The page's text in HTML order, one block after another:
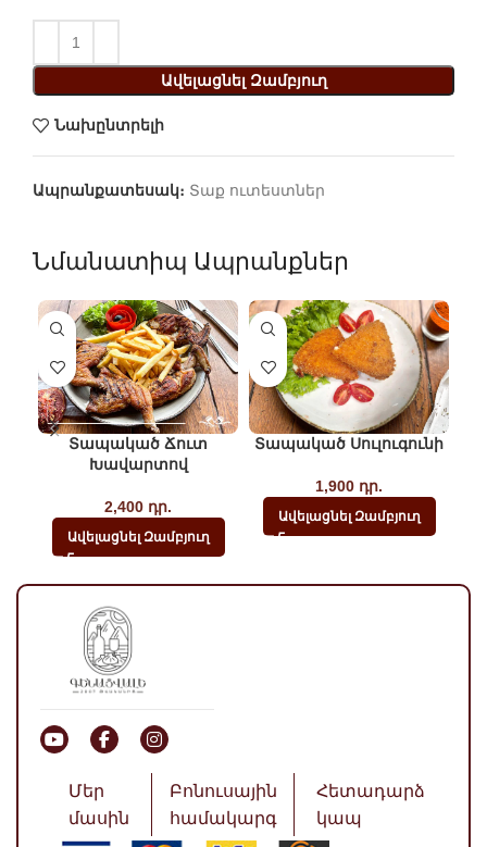
Ավելացնել Զամբյուղ
Նախընտրելի
Ապրանքատեսակ։ Տաք ուտեստներ
Նմանատիպ Ապրանքներ
Տապակած Ճուտ
Խավարտով
2,400 դր.
Ավելացնել Զամբյուղ
Տապակած Սուլուգունի
1,900 դր.
Ավելացնել Զամբյուղ
Մեր
մասին
Բոնուսային
համակարգ
Հետադարձ
կապ